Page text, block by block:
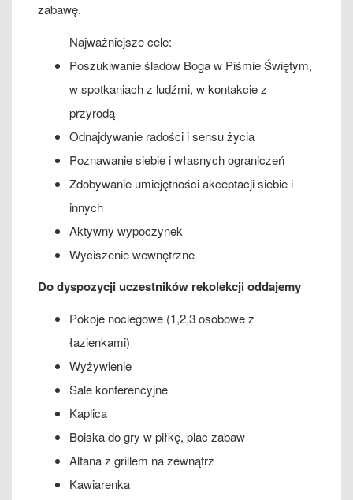
zabawę.
Najważniejsze cele:
Poszukiwanie śladów Boga w Piśmie Świętym,
w spotkaniach z ludźmi, w kontakcie z
przyrodą
Odnajdywanie radości i sensu życia
Poznawanie siebie i własnych ograniczeń
Zdobywanie umiejętności akceptacji siebie i
innych
Aktywny wypoczynek
Wyciszenie wewnętrzne
Do dyspozycji uczestników rekolekcji oddajemy
Pokoje noclegowe (1,2,3 osobowe z
łazienkami)
Wyżywienie
Sale konferencyjne
Kaplica
Boiska do gry w piłkę, plac zabaw
Altana z grillem na zewnątrz
Kawiarenka